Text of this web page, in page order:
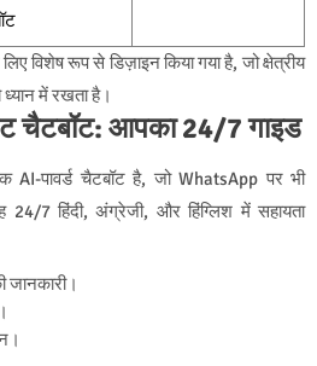
विशेष रूप से डिज़ाइन किया गया है, जो क्षेत्रीय
में रखता है।
चैटबॉट: आपका 24/7 गाइड
AI-पावर्ड चैटबॉट है, जो WhatsApp पर भी
7 हिंदी, अंग्रेजी, और हिंग्लिश में सहायता
जानकारी।